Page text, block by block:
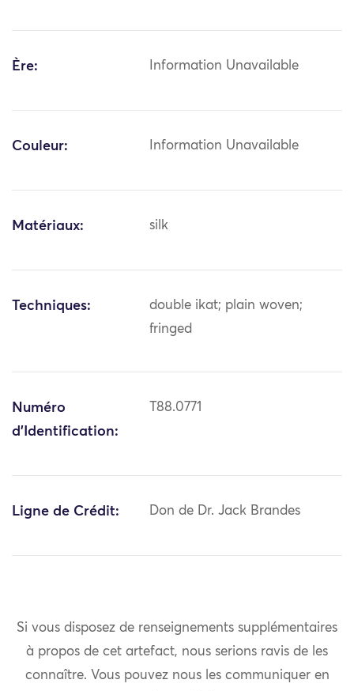
Ère: Information Unavailable
Couleur: Information Unavailable
Matériaux: silk
Techniques:
double ikat; plain woven;
fringed
Numéro
d'Identification:
T88.0771
Ligne de Crédit: Don de Dr. Jack Brandes
Si vous disposez de renseignements supplémentaires
à propos de cet artefact, nous serions ravis de les
connaître. Vous pouvez nous les communiquer en